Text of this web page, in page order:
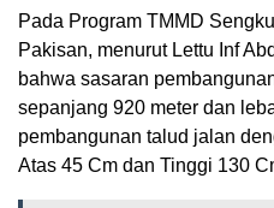
Pada Program TMMD
Pakisan, menurut Lettu Inf
bahwa sasaran
sepanjang 920 meter dan
pembangunan talud jalan
Atas 45 Cm dan Tinggi 130